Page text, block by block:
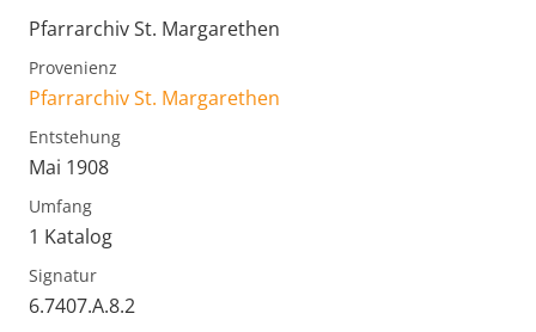
Pfarrarchiv St. Margarethen
Provenienz
Pfarrarchiv St. Margarethen
Entstehung
Mai 1908
Umfang
1 Katalog
Signatur
6.7407.A.8.2